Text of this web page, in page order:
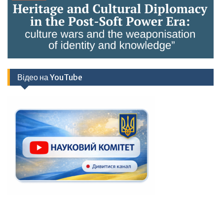
Відео на YouTube